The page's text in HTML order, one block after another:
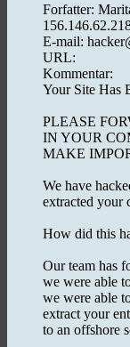
Forfatter:
E-mail:
URL:
Kommentar:
Your Site Has
PLEASE
IN YOUR
MAKE
We have
extracted your
How did this
Our team has
we were able
we were able
extract your
to an offshore